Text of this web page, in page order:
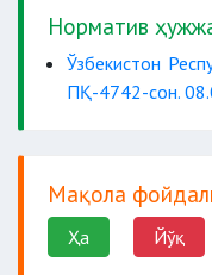
Норматив
Ўзбекистон
ПҚ-4742-сон.
Мақола
Ҳа Йўқ